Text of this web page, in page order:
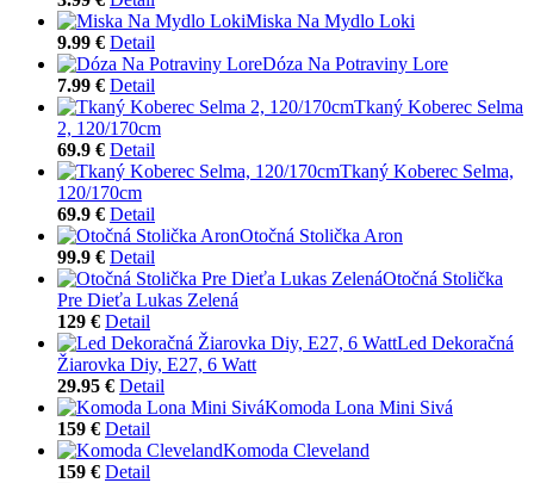
Miska Na Mydlo Loki
9.99 € Detail
Dóza Na Potraviny Lore
7.99 € Detail
Tkaný Koberec Selma
2, 120/170cm
69.9 € Detail
Tkaný Koberec Selma,
120/170cm
69.9 € Detail
Otočná Stolička Aron
99.9 € Detail
Otočná Stolička
Pre Dieťa Lukas Zelená
129 € Detail
Led Dekoračná
Žiarovka Diy, E27, 6 Watt
29.95 € Detail
Komoda Lona Mini Sivá
159 € Detail
Komoda Cleveland
159 € Detail